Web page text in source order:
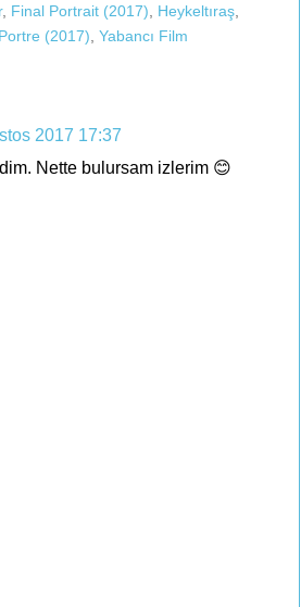
, Final Portrait (2017) Heykeltıraş
(2017) Yabancı Film
2017 17:37
Nette bulursam izlerim 😊